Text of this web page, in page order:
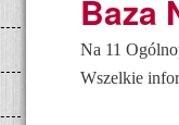
Baza
Na 11
Wszelkie